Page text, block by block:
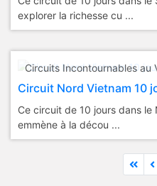
explorer la richesse cu ...
Circuits Incontournables au
Circuit Nord Vietnam 10
Ce circuit de 10 jours dans
emmène à la décou ...